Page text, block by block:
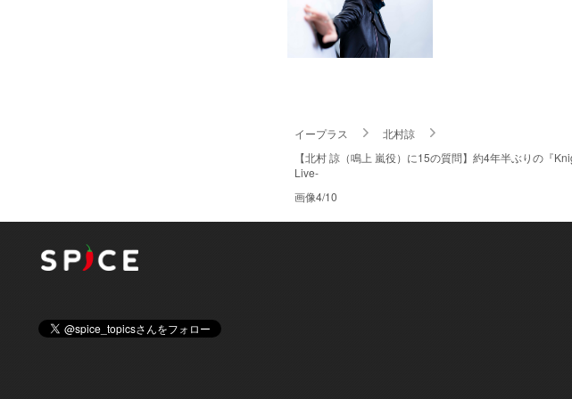
イープラス
北村諒
【北村 諒（鳴上 嵐役）に15の質問】約4年半ぶりの『
Live-
画像4/10